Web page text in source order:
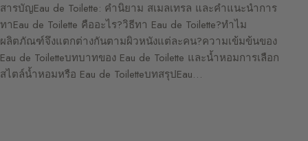
สารบัญEau de Toilette: คำนิยาม สเมลเทรล และคำแนะนำการ
ทาEau de Toilette คืออะไร?วิธีทา Eau de Toilette?ทำไม
ผลิตภัณฑ์จึงแตกต่างกันตามผิวหนังแต่ละคน?ความเข้มข้นของ
Eau de Toiletteบทบาทของ Eau de Toilette และน้ำหอมการเลือก
สไตล์น้ำหอมหรือ Eau de ToiletteบทสรุปEau…